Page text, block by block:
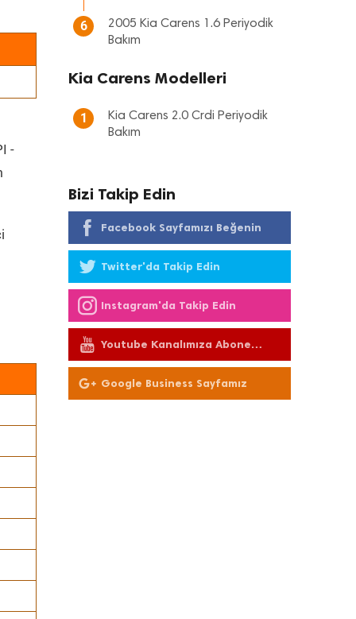
-
6
2005 Kia Carens 1.6 Periyodik
Bakım
Kia Carens Modelleri
1
Kia Carens 2.0 Crdi Periyodik
Bakım
Bizi Takip Edin
Facebook Sayfamızı Beğenin
Twitter'da Takip Edin
Instagram'da Takip Edin
Youtube Kanalımıza Abone
Olun
Google Business Sayfamız